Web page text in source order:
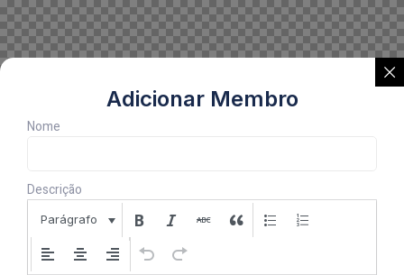
Adicionar Membro
Nome
Descrição
Parágrafo